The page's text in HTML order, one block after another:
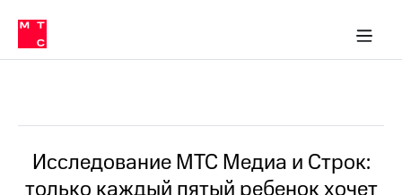
Медиа-центр
и акционерам
Устойчивое развитие
Комплаенс и деловая этика
компании
Карьера
История
в МТС
Пресс-
релизы
Исследование МТС Медиа и Строк: